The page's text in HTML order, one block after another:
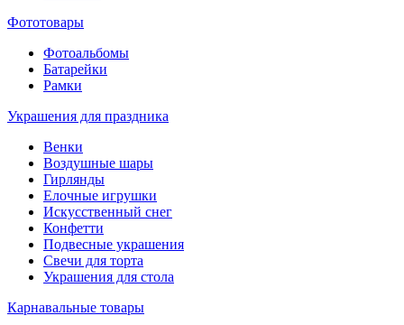
Фототовары
Фотоальбомы
Батарейки
Рамки
Украшения для праздника
Венки
Воздушные шары
Гирлянды
Елочные игрушки
Искусственный снег
Конфетти
Подвесные украшения
Свечи для торта
Украшения для стола
Карнавальные товары